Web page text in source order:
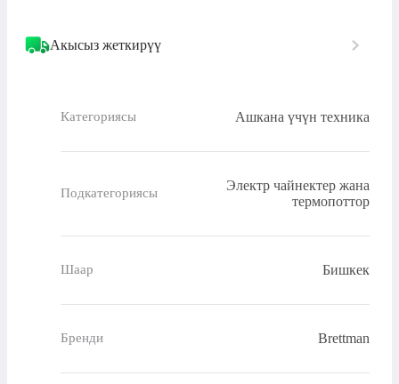
Акысыз жеткирүү
Категориясы Ашкана үчүн техника
Подкатегориясы
Электр чайнектер жана
термопоттор
Шаар Бишкек
Бренди Brettman